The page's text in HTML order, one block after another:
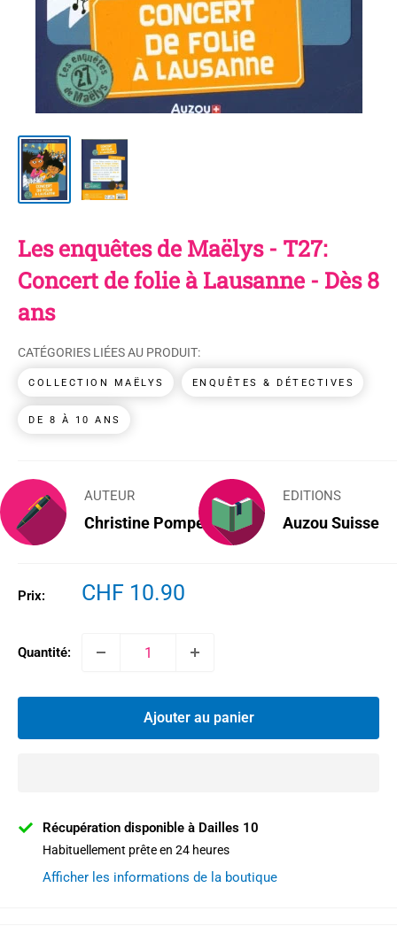
Les enquêtes de Maëlys - T27:
Concert de folie à Lausanne - Dès 8
ans
CATÉGORIES LIÉES AU PRODUIT:
COLLECTION MAËLYS ENQUÊTES & DÉTECTIVES
DE 8 À 10 ANS
AUTEUR
Christine Pompéï
EDITIONS
Auzou Suisse
Prix:
Prix
CHF 10.90
Quantité:
Ajouter au panier
Récupération disponible à Dailles 10
Habituellement prête en 24 heures
Afficher les informations de la boutique